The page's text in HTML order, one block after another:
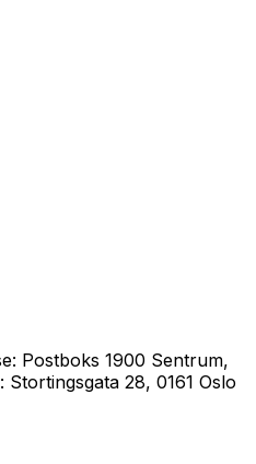
Postboks 1900 Sentrum,
28, 0161 Oslo